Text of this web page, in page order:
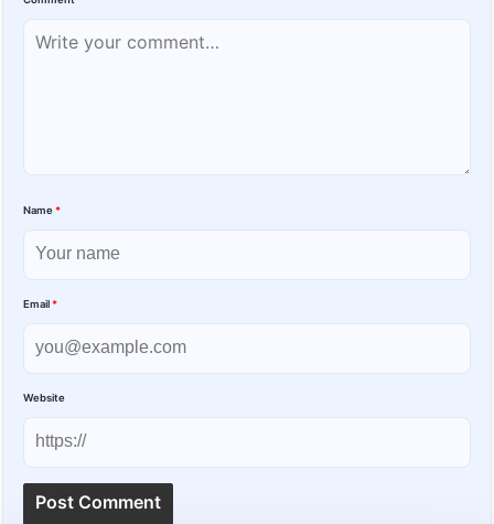
Name *
Email *
Website